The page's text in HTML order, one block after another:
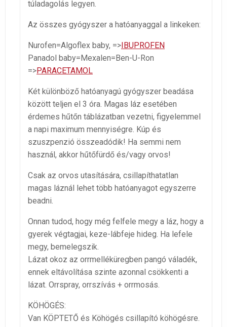
túladagolás legyen.
Az összes gyógyszer a hatóanyaggal a linkeken:
Nurofen=Algoflex baby, => IBUPROFEN
Panadol baby=Mexalen=Ben-U-Ron
=>PARACETAMOL
Két különböző hatóanyagú gyógyszer beadása
között teljen el 3 óra. Magas láz esetében
érdemes hűtőn táblázatban vezetni, figyelemmel
a napi maximum mennyiségre. Kúp és
szuszpenzió összeadódik! Ha semmi nem
használ, akkor hűtőfürdő és/vagy orvos!
Csak az orvos utasítására, csillapíthatatlan
magas láznál lehet több hatóanyagot egyszerre
beadni.
Onnan tudod, hogy még felfele megy a láz, hogy a
gyerek végtagjai, keze-lábfeje hideg. Ha lefele
megy, bemelegszik.
Lázat okoz az orrmelléküregben pangó váladék,
ennek eltávolítása szinte azonnal csökkenti a
lázat. Orrspray, orrszívás + orrmosás.
KÖHÖGÉS:
Van KÖPTETŐ és Köhögés csillapító köhögésre.